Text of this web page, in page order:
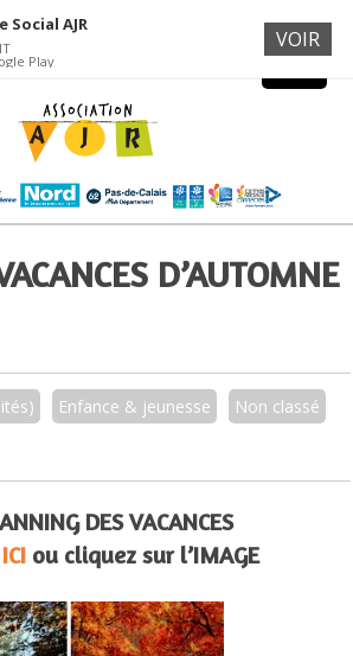
D’AUTOMNE
Enfance & jeunesse
Non classé
DES VACANCES
ICI ou cliquez sur l’IMAGE
Social AJR
Play
VOIR